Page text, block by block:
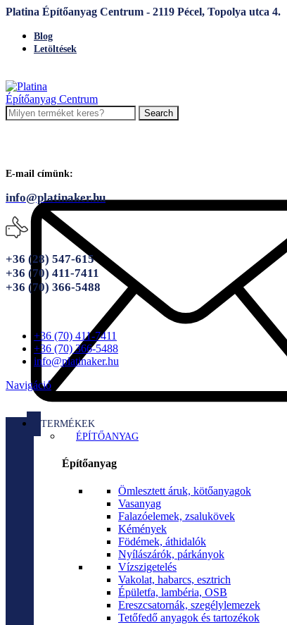
Platina Építőanyag Centrum - 2119 Pécel, Topolya utca 4.
Blog
Letöltések
Search
E-mail címünk:
info@platinaker.hu
+36 (28) 547-615
+36 (70) 411-7411
+36 (70) 366-5488
+36 (70) 411-7411
+36 (70) 366-5488
info@platinaker.hu
Navigáció
TERMÉKEK
ÉPÍTŐANYAG
Építőanyag
Ömlesztett áruk, kötőanyagok
Vasanyag
Falazóelemek, zsalukövek
Kémények
Födémek, áthidalók
Nyílászárók, párkányok
Vízszigetelés
Vakolat, habarcs, esztrich
Épületfa, lambéria, OSB
Ereszcsatornák, szegélylemezek
Tetőfedő anyagok és tartozékok